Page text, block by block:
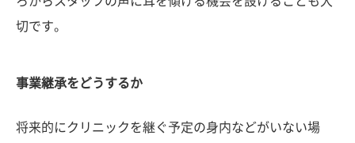
切です。
事業継承をどうするか
将来的にクリニックを継ぐ予定の身内などがいない場